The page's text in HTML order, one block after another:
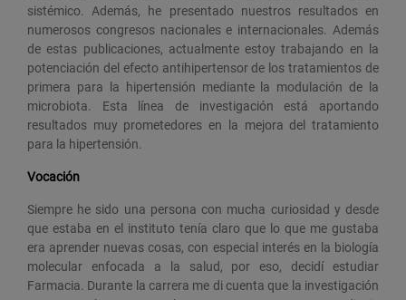
sistémico. Además, he presentado nuestros resultados en
numerosos congresos nacionales e internacionales. Además
de estas publicaciones, actualmente estoy trabajando en la
potenciación del efecto antihipertensor de los tratamientos de
primera para la hipertensión mediante la modulación de la
microbiota. Esta línea de investigación está aportando
resultados muy prometedores en la mejora del tratamiento
para la hipertensión.
Vocación
Siempre he sido una persona con mucha curiosidad y desde
que estaba en el instituto tenía claro que lo que me gustaba
era aprender nuevas cosas, con especial interés en la biología
molecular enfocada a la salud, por eso, decidí estudiar
Farmacia. Durante la carrera me di cuenta que la investigación